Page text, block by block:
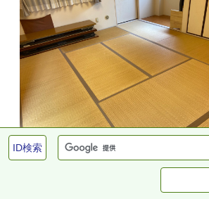
ID検索
和室
（約15平方メートル）